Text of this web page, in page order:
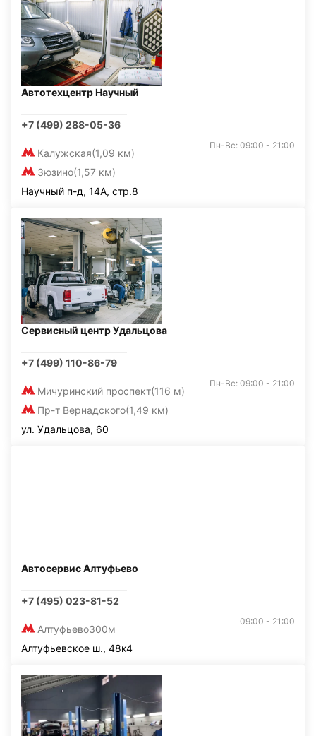
Автотехцентр Научный
+7 (499) 288-05-36
Калужская(1,09 км)
Зюзино(1,57 км)
Пн-Вс: 09:00 - 21:00
Научный п-д, 14А, стр.8
Сервисный центр Удальцова
+7 (499) 110-86-79
Мичуринский проспект(116 м)
Пр-т Вернадского(1,49 км)
Пн-Вс: 09:00 - 21:00
ул. Удальцова, 60
Автосервис Алтуфьево
+7 (495) 023-81-52
Алтуфьево300м
09:00 - 21:00
Алтуфьевское ш., 48к4